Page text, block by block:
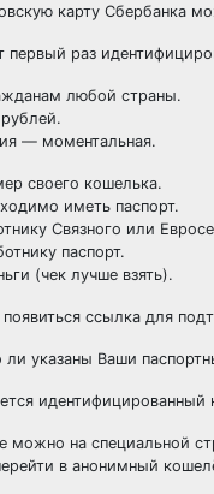
карту Сбербанка
первый раз
любой страны.
— моментальная.
своего кошелька.
иметь паспорт.
Связного или
паспорт.
(чек лучше взять).
ссылка для
ли указаны Ваши
можно на специальной
в анонимный